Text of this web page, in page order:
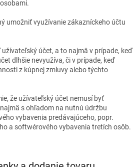
umožniť využívanie zákazníckeho účtu
účet, a to najmä v prípade, keď
dlhšie nevyužíva, či v prípade, keď
z kúpnej zmluvy alebo týchto
že užívateľský účet nemusí byť
s ohľadom na nutnú údržbu
vybavenia predávajúceho, popr.
a softwérového vybavenia tretích osôb.